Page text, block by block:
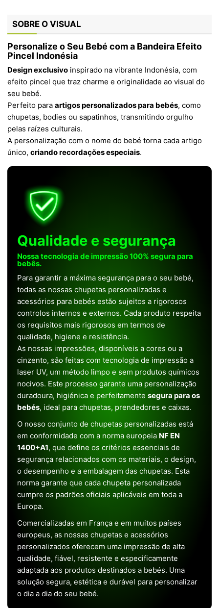
SOBRE O VISUAL
Personalize o Seu Bebé com a Bandeira Efeito
Pincel Indonésia
Design exclusivo inspirado na vibrante Indonésia, com
efeito pincel que traz charme e originalidade ao visual do
seu bebé.
Perfeito para artigos personalizados para bebés, como
chupetas, bodies ou sapatinhos, transmitindo orgulho
pelas raízes culturais.
A personalização com o nome do bebé torna cada artigo
único, criando recordações especiais.
Qualidade e segurança
Nossa tecnologia de impressão 100% segura para
bebês.
Para garantir a máxima segurança para o seu bebé,
todas as nossas chupetas personalizadas e
acessórios para bebés estão sujeitos a rigorosos
controlos internos e externos. Cada produto respeita
os requisitos mais rigorosos em termos de
qualidade, higiene e resistência.
As nossas impressões, disponíveis a cores ou a
cinzento, são feitas com tecnologia de impressão a
laser UV, um método limpo e sem produtos químicos
nocivos. Este processo garante uma personalização
duradoura, higiénica e perfeitamente segura para os
bebés, ideal para chupetas, prendedores e caixas.
O nosso conjunto de chupetas personalizadas está
em conformidade com a norma europeia NF EN
1400+A1, que define os critérios essenciais de
segurança relacionados com os materiais, o design,
o desempenho e a embalagem das chupetas. Esta
norma garante que cada chupeta personalizada
cumpre os padrões oficiais aplicáveis em toda a
Europa.
Comercializadas em França e em muitos países
europeus, as nossas chupetas e acessórios
personalizados oferecem uma impressão de alta
qualidade, fiável, resistente e especificamente
adaptada aos produtos destinados a bebés. Uma
solução segura, estética e durável para personalizar
o dia a dia do seu bebé.